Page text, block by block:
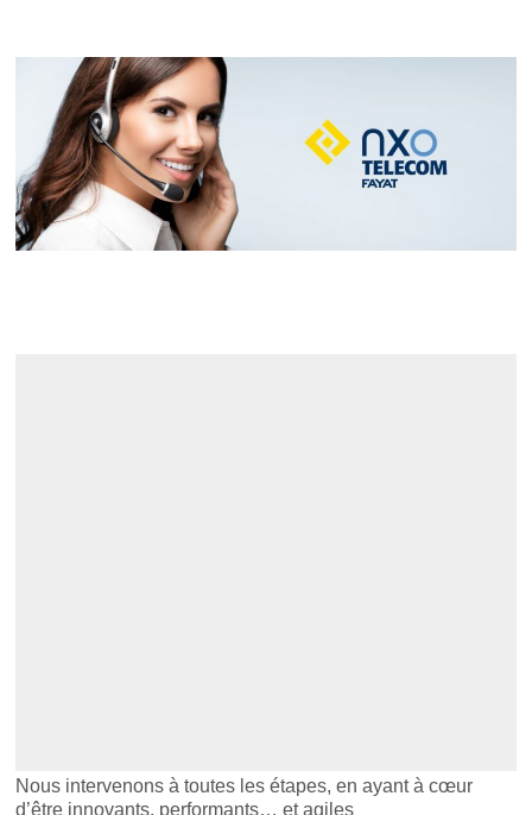
Nous intervenons à toutes les étapes, en ayant à cœur
d’être innovants, performants… et agiles